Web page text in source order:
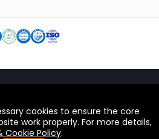
cookies to ensure the core
work properly. For more details,
Cookie Policy.